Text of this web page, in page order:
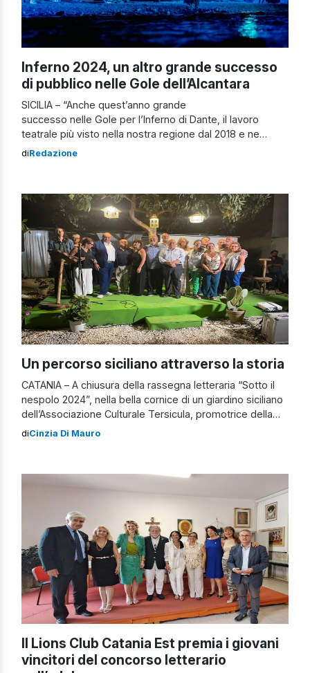
Inferno 2024, un altro grande successo
di pubblico nelle Gole dell’Alcantara
SICILIA – “Anche quest’anno grande
successo nelle Gole per l’Inferno di Dante, il lavoro
teatrale più visto nella nostra regione dal 2018 e ne
siamo felici per le ricadute sull’intera Valle
geologico delle Gole, commentando i dati sull’afflusso di
spettatori dell’ultimo week end, sempre sold out, e quelli
del prossimo, che comincerà giovedì 8 e che vede
già esauriti tutti gli spettacoli delle 20.30 con alcuni posti
disponibili soltanto alle […]
diRedazione
Un percorso siciliano attraverso la storia
CATANIA – A chiusura della rassegna letteraria “Sotto il
nespolo 2024”, nella bella cornice di un giardino siciliano
dell’Associazione Culturale Tersicula, promotrice della
vivace iniziativa, il 26 luglio alle ore 20.00 si è tenuto un
siciliani, Claudio Chillemi, Enrico Di […]
diCinzia Di Mauro
Il Lions Club Catania Est premia i giovani
vincitori del concorso letterario